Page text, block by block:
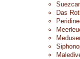
Das